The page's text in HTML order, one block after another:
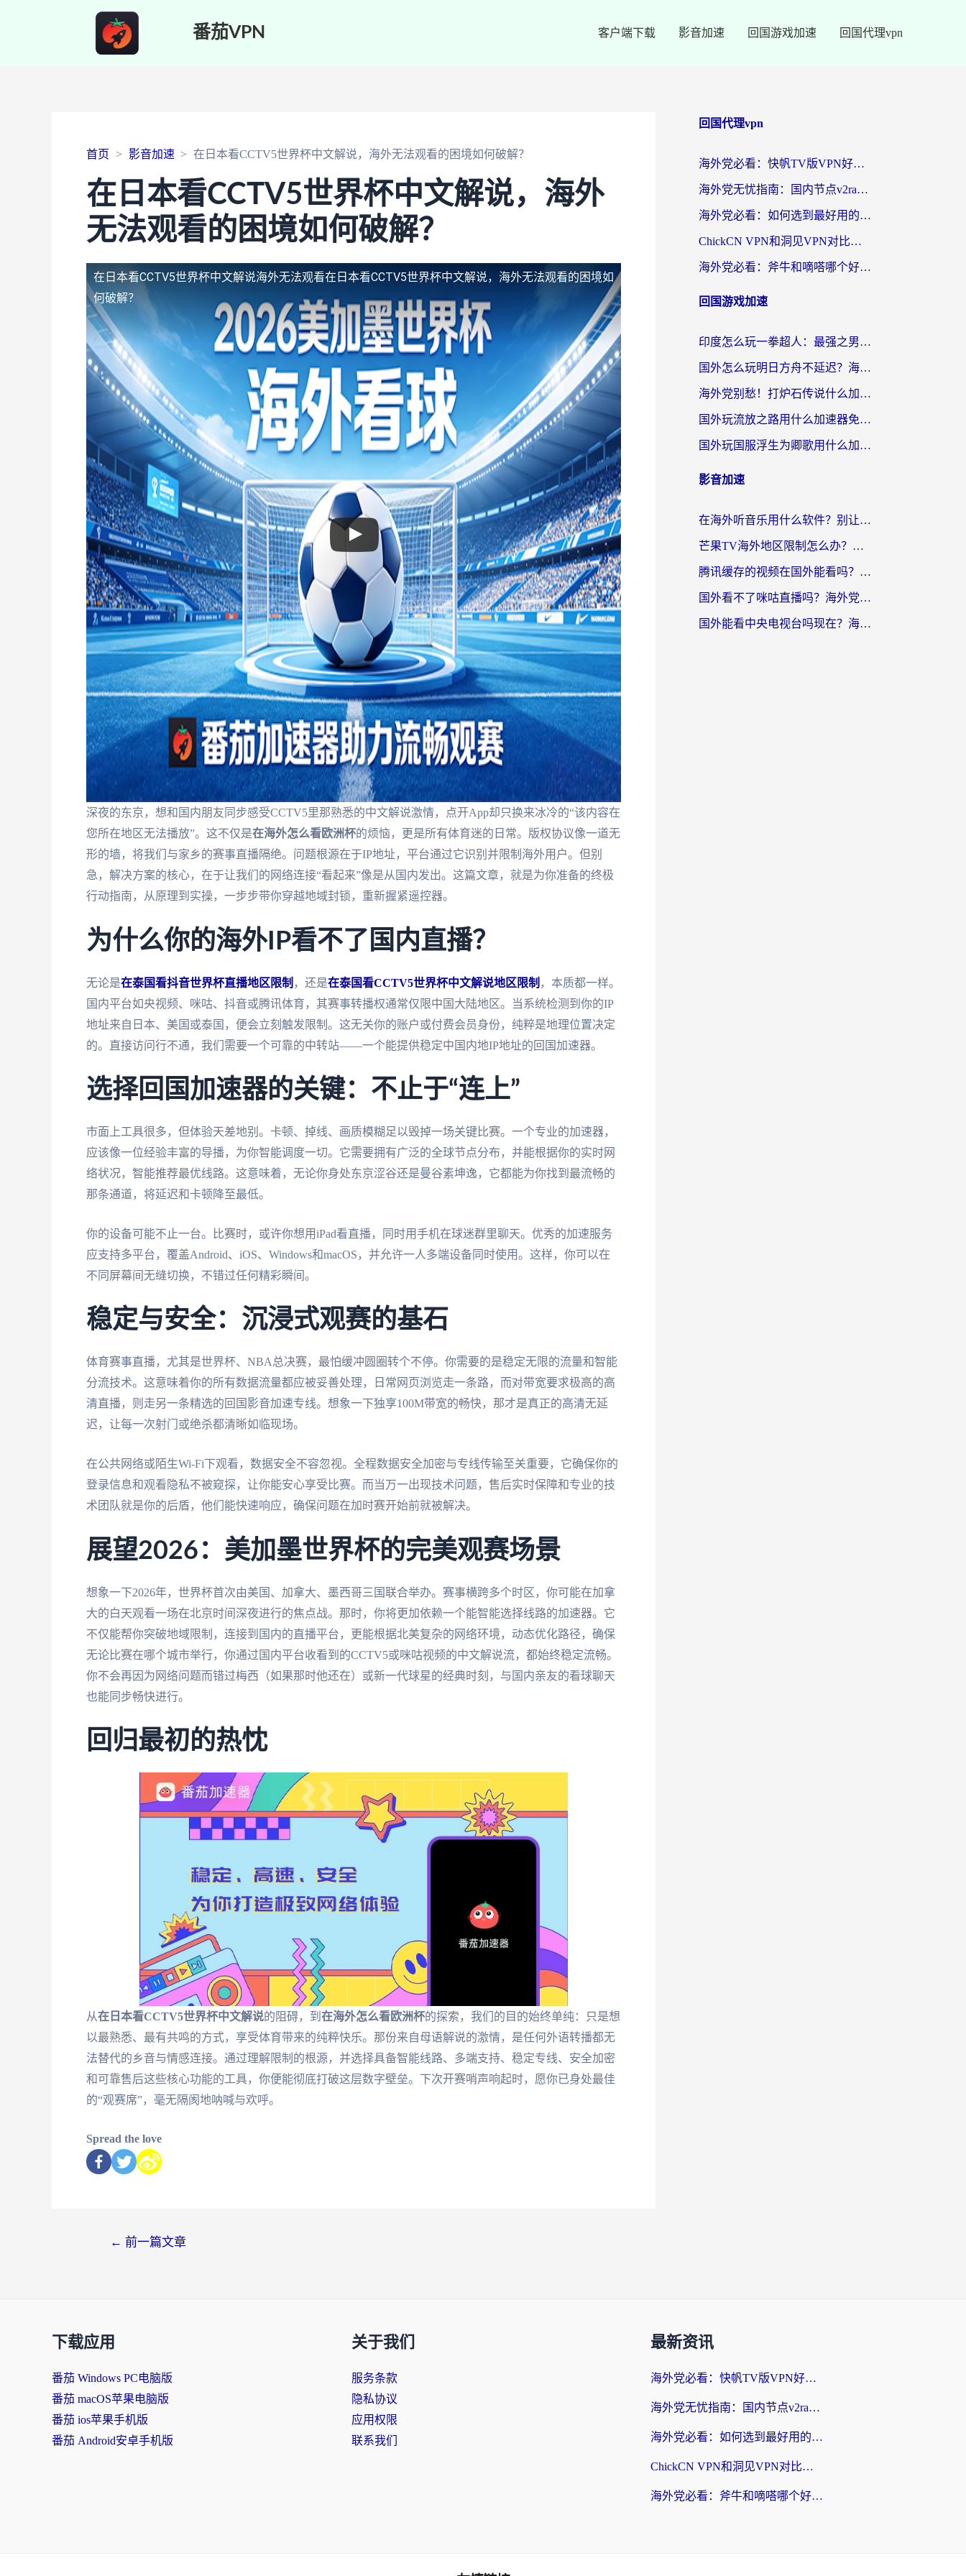
番茄VPN 客户端下载 影音加速 回国游戏加速 回国代理vpn
首页 影音加速 在日本看CCTV5世界杯中文解说，海外无法观看的困境如何破解？
在日本看CCTV5世界杯中文解说，海外
无法观看的困境如何破解？
在日本看CCTV5世界杯中文解说海外无法观看在日本看CCTV5世界杯中文解说，海外无法观看的困境如
何破解？
深夜的东京，想和国内朋友同步感受CCTV5里那熟悉的中文解说激情，点开App却只换来冰冷的“该内容在
您所在地区无法播放”。这不仅是在海外怎么看欧洲杯的烦恼，更是所有体育迷的日常。版权协议像一道无
形的墙，将我们与家乡的赛事直播隔绝。问题根源在于IP地址，平台通过它识别并限制海外用户。但别
急，解决方案的核心，在于让我们的网络连接“看起来”像是从国内发出。这篇文章，就是为你准备的终极
行动指南，从原理到实操，一步步带你穿越地域封锁，重新握紧遥控器。
为什么你的海外IP看不了国内直播？
无论是在泰国看抖音世界杯直播地区限制 ，还是在泰国看CCTV5世界杯中文解说地区限制 ，本质都一样。
国内平台如央视频、咪咕、抖音或腾讯体育，其赛事转播权通常仅限中国大陆地区。当系统检测到你的IP
地址来自日本、美国或泰国，便会立刻触发限制。这无关你的账户或付费会员身份，纯粹是地理位置决定
的。直接访问行不通，我们需要一个可靠的中转站——一个能提供稳定中国内地IP地址的回国加速器。
选择回国加速器的关键：不止于“连上”
市面上工具很多，但体验天差地别。卡顿、掉线、画质模糊足以毁掉一场关键比赛。一个专业的加速器，
应该像一位经验丰富的导播，为你智能调度一切。它需要拥有广泛的全球节点分布，并能根据你的实时网
络状况，智能推荐最优线路。这意味着，无论你身处东京涩谷还是曼谷素坤逸，它都能为你找到最流畅的
那条通道，将延迟和卡顿降至最低。
你的设备可能不止一台。比赛时，或许你想用iPad看直播，同时用手机在球迷群里聊天。优秀的加速服务
应支持多平台，覆盖Android、iOS、Windows和macOS，并允许一人多端设备同时使用。这样，你可以在
不同屏幕间无缝切换，不错过任何精彩瞬间。
稳定与安全：沉浸式观赛的基石
体育赛事直播，尤其是世界杯、NBA总决赛，最怕缓冲圆圈转个不停。你需要的是稳定无限的流量和智能
分流技术。这意味着你的所有数据流量都应被妥善处理，日常网页浏览走一条路，而对带宽要求极高的高
清直播，则走另一条精选的回国影音加速专线。想象一下独享100M带宽的畅快，那才是真正的高清无延
迟，让每一次射门或绝杀都清晰如临现场。
在公共网络或陌生Wi-Fi下观看，数据安全不容忽视。全程数据安全加密与专线传输至关重要，它确保你的
登录信息和观看隐私不被窥探，让你能安心享受比赛。而当万一出现技术问题，售后实时保障和专业的技
术团队就是你的后盾，他们能快速响应，确保问题在加时赛开始前就被解决。
展望2026：美加墨世界杯的完美观赛场景
想象一下2026年，世界杯首次由美国、加拿大、墨西哥三国联合举办。赛事横跨多个时区，你可能在加拿
大的白天观看一场在北京时间深夜进行的焦点战。那时，你将更加依赖一个能智能选择线路的加速器。它
不仅能帮你突破地域限制，连接到国内的直播平台，更能根据北美复杂的网络环境，动态优化路径，确保
无论比赛在哪个城市举行，你通过国内平台收看到的CCTV5或咪咕视频的中文解说流，都始终稳定流畅。
你不会再因为网络问题而错过梅西（如果那时他还在）或新一代球星的经典时刻，与国内亲友的看球聊天
也能同步畅快进行。
回归最初的热忱
从在日本看CCTV5世界杯中文解说的阻碍，到 在海外怎么看欧洲杯的探索，我们的目的始终单纯：只是想
以最熟悉、最有共鸣的方式，享受体育带来的纯粹快乐。那份来自母语解说的激情，是任何外语转播都无
法替代的乡音与情感连接。通过理解限制的根源，并选择具备智能线路、多端支持、稳定专线、安全加密
和可靠售后这些核心功能的工具，你便能彻底打破这层数字壁垒。下次开赛哨声响起时，愿你已身处最佳
的“观赛席”，毫无隔阂地呐喊与欢呼。
Spread the love
← 前一篇文章
回国代理vpn
海外党必看：快帆TV版VPN好用吗？和快游VPN对比哪个回国效果更好？附实用避坑指南
海外党无忧指南：国内节点v2ray怎么选？一键回国VPN+多场景实测帮你避坑
海外党必看：如何选到最好用的回国加速器？从节点到售后的全维度指南
ChickCN VPN和洞见VPN对比哪个回国效果更好？海外党亲测3款加速器+避坑指南
海外党必看：斧牛和嘀嗒哪个好？3个维度教你选对回国加速器
回国游戏加速
印度怎么玩一拳超人：最强之男？海外党国服游戏加速避坑指南
国外怎么玩明日方舟不延迟？海外玩家国服游戏加速终极指南（附DNF梦幻诛仙解决方案）
海外党别愁！打炉石传说什么加速器好用？3个实用技巧解决国服游戏卡顿
国外玩流放之路用什么加速器免费？海外党亲测有效的国服游戏加速指南
国外玩国服浮生为卿歌用什么加速器比较好？海外党亲测不踩坑指南
影音加速
在海外听音乐用什么软件？别让地域限制断了你的华语歌单
芒果TV海外地区限制怎么办？海外党追剧看片的实用加速器选择指南
腾讯缓存的视频在国外能看吗？海外党追剧看片的终极解决方案
国外看不了咪咕直播吗？海外党追剧看片的加速器选择指南
国外能看中央电视台吗现在？海外党追剧看央视的实用指南
下载应用
番茄 Windows PC电脑版
番茄 macOS苹果电脑版
番茄 ios苹果手机版
番茄 Android安卓手机版
关于我们
服务条款
隐私协议
应用权限
联系我们
最新资讯
海外党必看：快帆TV版VPN好用吗？和快游VPN对比哪个回国效果更好？附实用避坑指南
海外党无忧指南：国内节点v2ray怎么选？一键回国VPN+多场景实测帮你避坑
海外党必看：如何选到最好用的回国加速器？从节点到售后的全维度指南
ChickCN VPN和洞见VPN对比哪个回国效果更好？海外党亲测3款加速器+避坑指南
海外党必看：斧牛和嘀嗒哪个好？3个维度教你选对回国加速器